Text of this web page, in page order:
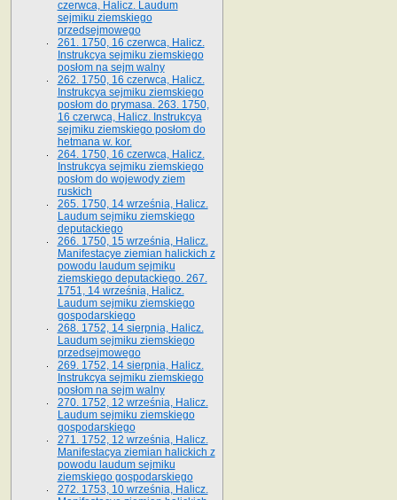
czerwca, Halicz. Laudum
sejmiku ziemskiego
przedsejmowego
261. 1750, 16 czerwca, Halicz.
Instrukcya sejmiku ziemskiego
posłom na sejm walny
262. 1750, 16 czerwca, Halicz.
Instrukcya sejmiku ziemskiego
posłom do prymasa. 263. 1750,
16 czerwca, Halicz. Instrukcya
sejmiku ziemskiego posłom do
hetmana w. kor.
264. 1750, 16 czerwca, Halicz.
Instrukcya sejmiku ziemskiego
posłom do wojewody ziem
ruskich
265. 1750, 14 września, Halicz.
Laudum sejmiku ziemskiego
deputackiego
266. 1750, 15 września, Halicz.
Manifestacye ziemian halickich z
powodu laudum sejmiku
ziemskiego deputackiego. 267.
1751, 14 września, Halicz.
Laudum sejmiku ziemskiego
gospodarskiego
268. 1752, 14 sierpnia, Halicz.
Laudum sejmiku ziemskiego
przedsejmowego
269. 1752, 14 sierpnia, Halicz.
Instrukcya sejmiku ziemskiego
posłom na sejm walny
270. 1752, 12 września, Halicz.
Laudum sejmiku ziemskiego
gospodarskiego
271. 1752, 12 września, Halicz.
Manifestacya ziemian halickich z
powodu laudum sejmiku
ziemskiego gospodarskiego
272. 1753, 10 września, Halicz.